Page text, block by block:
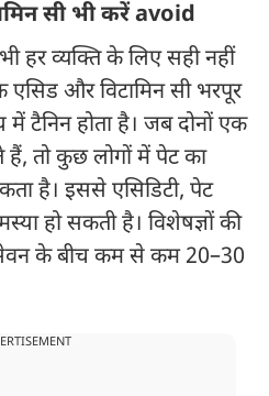
सी भी करें avoid
हर व्यक्ति के लिए सही नहीं
एसिड और विटामिन सी भरपूर
में टैनिन होता है। जब दोनों एक
हैं, तो कुछ लोगों में पेट का
है। इससे एसिडिटी, पेट
हो सकती है। विशेषज्ञों की
के बीच कम से कम 20–30